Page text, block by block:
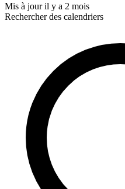
Mis à jour il y a 2 mois
Rechercher des calendriers